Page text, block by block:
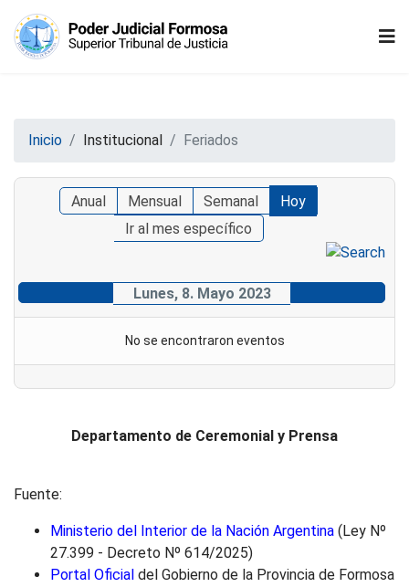
Inicio Institucional Feriados
Anual Mensual Semanal
Hoy
Ir al mes específico
Lunes, 8. Mayo 2023
No se encontraron eventos
Departamento de Ceremonial y Prensa
Fuente:
Ministerio del Interior de la Nación Argentina (Ley Nº
27.399 - Decreto Nº 614/2025)
Portal Oficial del Gobierno de la Provincia de Formosa